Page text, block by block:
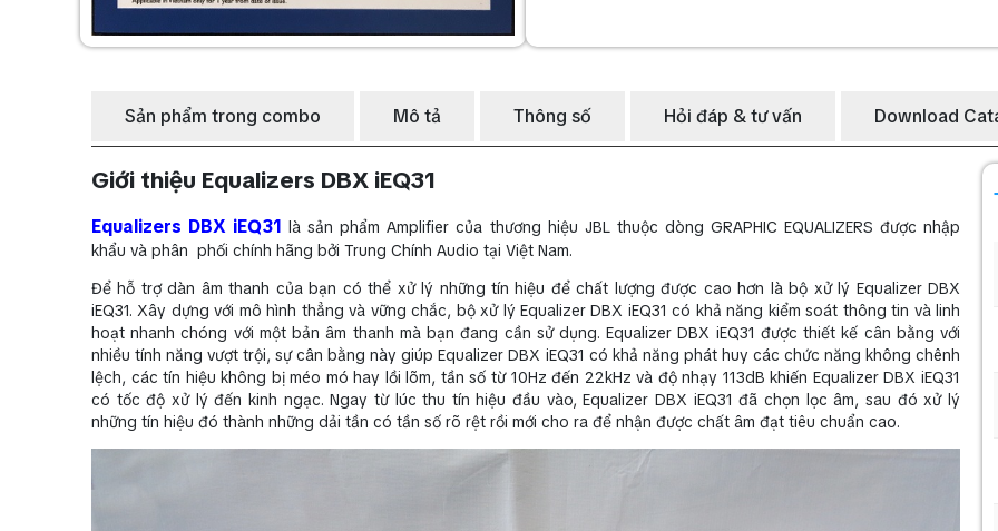
Sản phẩm trong combo Mô tả Thông số Hỏi đáp & tư vấn Download
Giới thiệu Equalizers DBX iEQ31
Equalizers DBX iEQ31 là sản phẩm Amplifier của thương hiệu JBL thuộc dòng GRAPHIC EQUALIZERS được nhập
khẩu và phân phối chính hãng bởi Trung Chính Audio tại Việt Nam.
Để hỗ trợ dàn âm thanh của bạn có thể xử lý những tín hiệu để chất lượng được cao hơn là bộ xử lý Equalizer DBX
iEQ31. Xây dựng với mô hình thẳng và vững chắc, bộ xử lý Equalizer DBX iEQ31 có khả năng kiểm soát thông tin và linh
hoạt nhanh chóng với một bản âm thanh mà bạn đang cần sử dụng. Equalizer DBX iEQ31 được thiết kế cân bằng với
nhiều tính năng vượt trội, sự cân bằng này giúp Equalizer DBX iEQ31 có khả năng phát huy các chức năng không chênh
lệch, các tín hiệu không bị méo mó hay lồi lõm, tần số từ 10Hz đến 22kHz và độ nhạy 113dB khiến Equalizer DBX iEQ31
có tốc độ xử lý đến kinh ngạc. Ngay từ lúc thu tín hiệu đầu vào, Equalizer DBX iEQ31 đã chọn lọc âm, sau đó xử lý
những tín hiệu đó thành những dải tần có tần số rõ rệt rồi mới cho ra để nhận được chất âm đạt tiêu chuẩn cao.